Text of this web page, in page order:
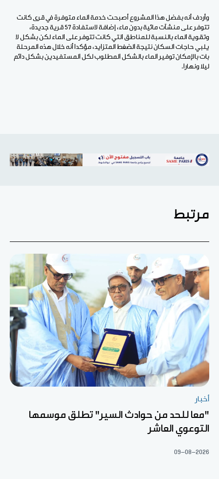
وأردف أنه بفضل هذا المشروع أصبحت خدمة الماء متوفرة في قرى كانت
تتوفر على منشآت مائية بدون ماء، إضافة لاستفادة 57 قرية جديدة،
وتقوية الماء بالنسبة للمناطق التي كانت تتوفر على الماء لكن بشكل لا
يلبي حاجات السكان نتيجة الضغط المتزايد، مؤكدا أنه خلال هذه المرحلة
بات بالإمكان توفير الماء بالشكل المطلوب لكل المستفيدين بشكل دائم
ليلا ونهارا.
مرتبط
أخبار
"معا للحد من حوادث السير" تطلق موسمها
التوعوي العاشر
09-08-2026